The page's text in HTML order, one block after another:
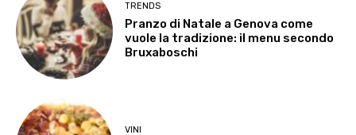
TRENDS
Pranzo di Natale a Genova come
vuole la tradizione: il menu secondo
Bruxaboschi
VINI